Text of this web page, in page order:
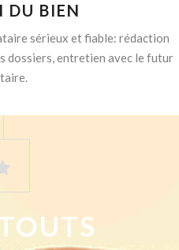
DU BIEN
sérieux et fiable: rédaction
dossiers, entretien avec le futur